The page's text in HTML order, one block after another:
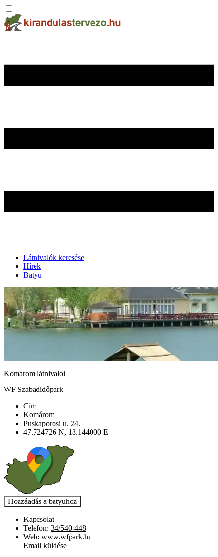
Látnivalók keresése
Hírek
Batyu
Komárom látnivalói
WF Szabadidőpark
Cím
Komárom
Puskaporosi u. 24.
47.724726 N, 18.144000 E
Kapcsolat
Telefon: 34/540-448
Web: www.wfpark.hu
Email küldése